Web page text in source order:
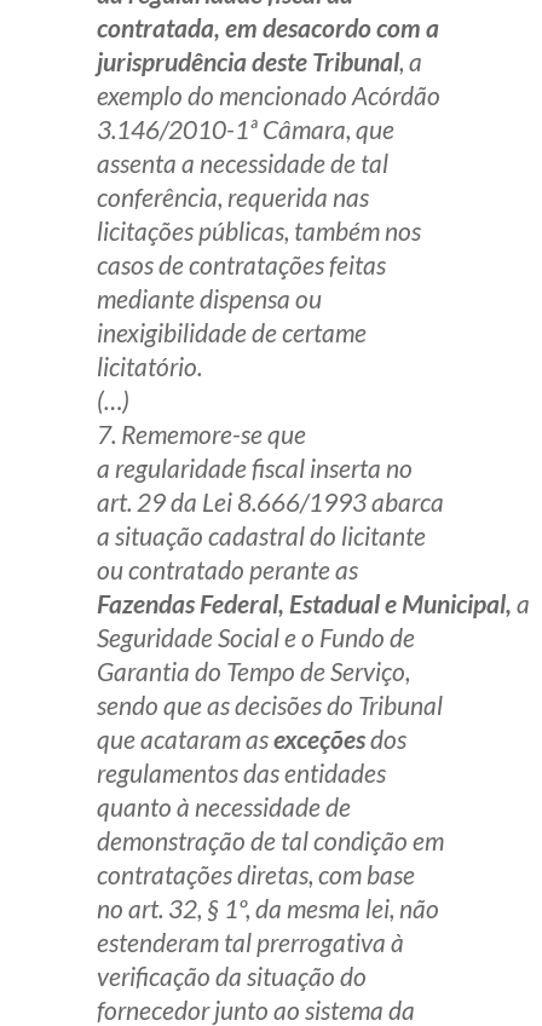
contratada, em desacordo com a
jurisprudência deste Tribunal, a
exemplo do mencionado Acórdão
3.146/2010-1ª Câmara, que
assenta a necessidade de tal
conferência, requerida nas
licitações públicas, também nos
casos de contratações feitas
mediante dispensa ou
inexigibilidade de certame
licitatório.
(…)
7. Rememore-se que
a regularidade fiscal inserta no
art. 29 da Lei 8.666/1993 abarca
a situação cadastral do licitante
ou contratado perante as
Fazendas Federal, Estadual e Municipal, a
Seguridade Social e o Fundo de
Garantia do Tempo de Serviço,
sendo que as decisões do Tribunal
que acataram asexceçõesdos
regulamentos das entidades
quanto à necessidade de
demonstração de tal condição em
contratações diretas, com base
no art. 32, § 1º, da mesma lei, não
estenderam tal prerrogativa à
verificação da situação do
fornecedor junto ao sistema da